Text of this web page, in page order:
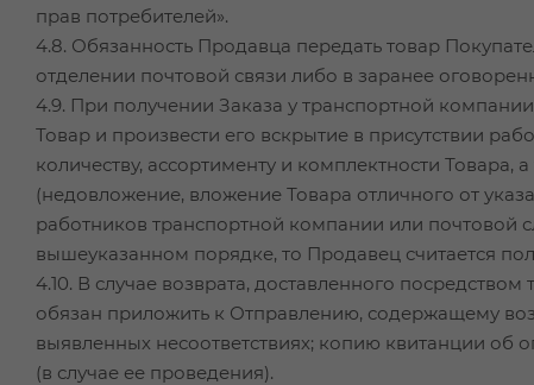
прав потребителей».
4.8. Обязанность Продавца передать товар
отделении почтовой связи либо в заранее
4.9. При получении Заказа у транспортной
Товар и произвести его вскрытие в присутствии
количеству, ассортименту и комплектности Товара,
(недовложение, вложение Товара отличного от
работников транспортной компании или почтовой
вышеуказанном порядке, то Продавец считается
4.10. В случае возврата, доставленного
обязан приложить к Отправлению, содержащему
выявленных несоответствиях; копию квитанции
(в случае ее проведения).